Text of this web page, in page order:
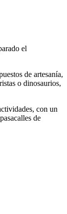
el
de artesanía,
o dinosaurios,
con un
de